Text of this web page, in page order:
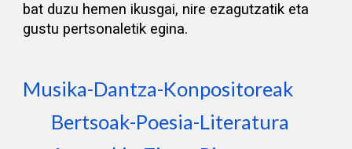
bat duzu hemen ikusgai, nire ezagutzatik eta
gustu pertsonaletik egina.
Musika-Dantza-Konpositoreak
Bertsoak-Poesia-Literatura